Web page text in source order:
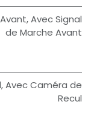
,Avec Signal
de Marche Avant
,Avec Caméra de
Recul